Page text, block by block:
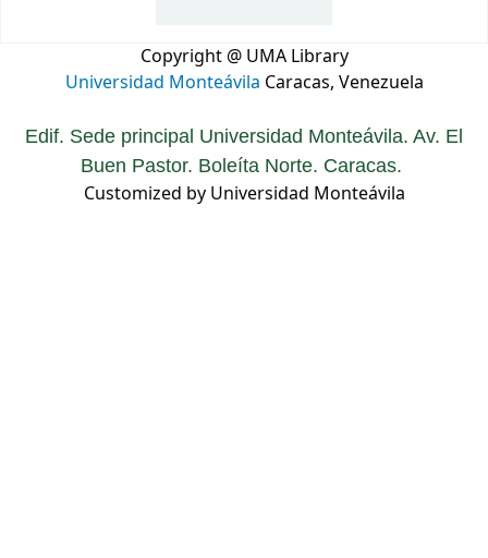
Copyright @ UMA Library
Universidad Monteávila Caracas, Venezuela
Edif. Sede principal Universidad Monteávila. Av. El
Buen Pastor. Boleíta Norte. Caracas.
Customized by Universidad Monteávila